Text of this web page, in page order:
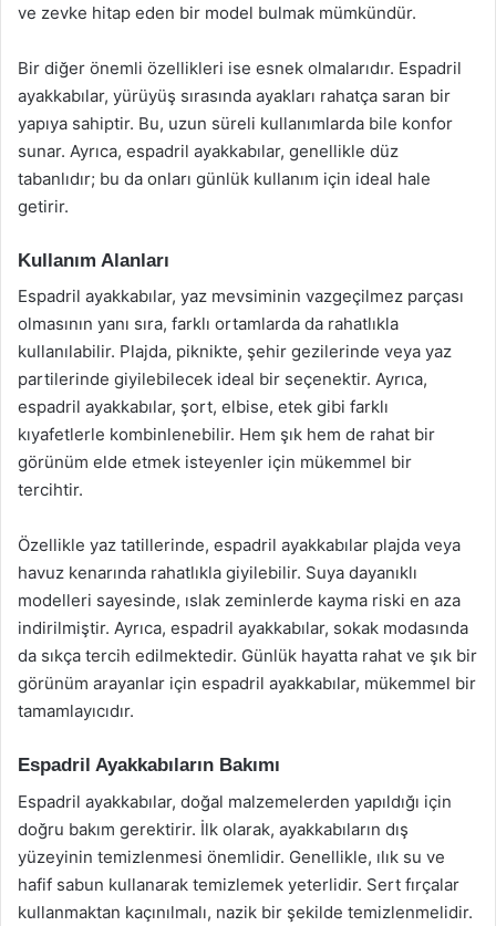
ve zevke hitap eden bir model bulmak mümkündür.
Bir diğer önemli özellikleri ise esnek olmalarıdır. Espadril
ayakkabılar, yürüyüş sırasında ayakları rahatça saran bir
yapıya sahiptir. Bu, uzun süreli kullanımlarda bile konfor
sunar. Ayrıca, espadril ayakkabılar, genellikle düz
tabanlıdır; bu da onları günlük kullanım için ideal hale
getirir.
Kullanım Alanları
Espadril ayakkabılar, yaz mevsiminin vazgeçilmez parçası
olmasının yanı sıra, farklı ortamlarda da rahatlıkla
kullanılabilir. Plajda, piknikte, şehir gezilerinde veya yaz
partilerinde giyilebilecek ideal bir seçenektir. Ayrıca,
espadril ayakkabılar, şort, elbise, etek gibi farklı
kıyafetlerle kombinlenebilir. Hem şık hem de rahat bir
görünüm elde etmek isteyenler için mükemmel bir
tercihtir.
Özellikle yaz tatillerinde, espadril ayakkabılar plajda veya
havuz kenarında rahatlıkla giyilebilir. Suya dayanıklı
modelleri sayesinde, ıslak zeminlerde kayma riski en aza
indirilmiştir. Ayrıca, espadril ayakkabılar, sokak modasında
da sıkça tercih edilmektedir. Günlük hayatta rahat ve şık bir
görünüm arayanlar için espadril ayakkabılar, mükemmel bir
tamamlayıcıdır.
Espadril Ayakkabıların Bakımı
Espadril ayakkabılar, doğal malzemelerden yapıldığı için
doğru bakım gerektirir. İlk olarak, ayakkabıların dış
yüzeyinin temizlenmesi önemlidir. Genellikle, ılık su ve
hafif sabun kullanarak temizlemek yeterlidir. Sert fırçalar
kullanmaktan kaçınılmalı, nazik bir şekilde temizlenmelidir.